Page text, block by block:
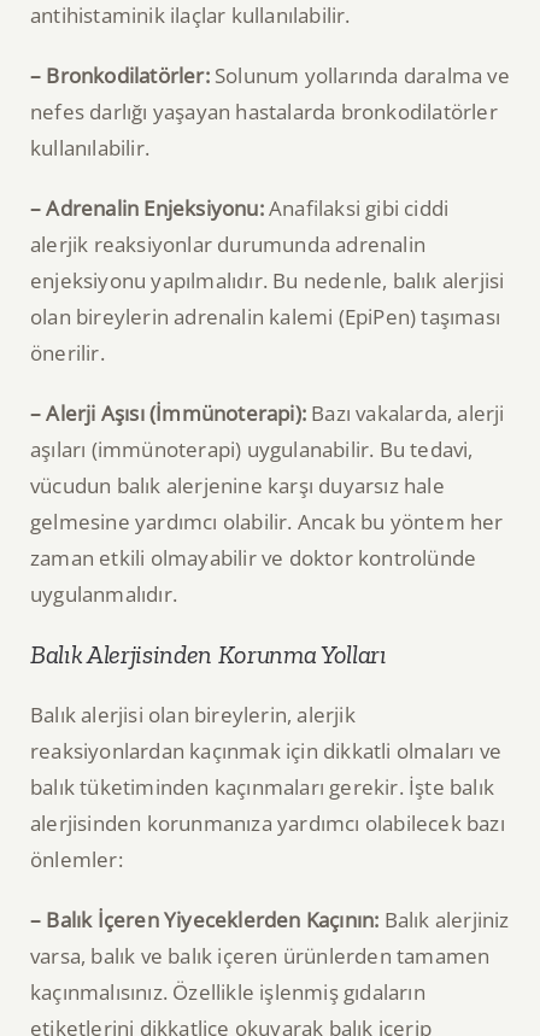
antihistaminik ilaçlar kullanılabilir.
– Bronkodilatörler:Solunum yollarında daralma ve
nefes darlığı yaşayan hastalarda bronkodilatörler
kullanılabilir.
– Adrenalin Enjeksiyonu:Anafilaksi gibi ciddi
alerjik reaksiyonlar durumunda adrenalin
enjeksiyonu yapılmalıdır. Bu nedenle, balık alerjisi
olan bireylerin adrenalin kalemi (EpiPen) taşıması
önerilir.
– Alerji Aşısı (İmmünoterapi):Bazı vakalarda, alerji
aşıları (immünoterapi) uygulanabilir. Bu tedavi,
vücudun balık alerjenine karşı duyarsız hale
gelmesine yardımcı olabilir. Ancak bu yöntem her
zaman etkili olmayabilir ve doktor kontrolünde
uygulanmalıdır.
Balık Alerjisinden Korunma Yolları
Balık alerjisi olan bireylerin, alerjik
reaksiyonlardan kaçınmak için dikkatli olmaları ve
balık tüketiminden kaçınmaları gerekir. İşte balık
alerjisinden korunmanıza yardımcı olabilecek bazı
önlemler:
– Balık İçeren Yiyeceklerden Kaçının: Balık alerjiniz
varsa, balık ve balık içeren ürünlerden tamamen
kaçınmalısınız. Özellikle işlenmiş gıdaların
etiketlerini dikkatlice okuyarak balık içerip